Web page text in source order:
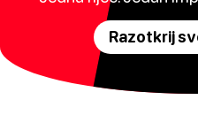
Razotkrij